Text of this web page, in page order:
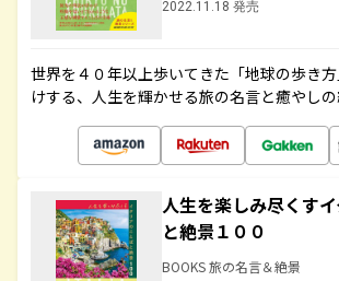
2022.11.18 発売
世界を４０年以上歩いてきた「地球の歩き
けする、人生を輝かせる旅の名言と癒やし
人生を楽しみ尽くす
と絶景１００
BOOKS 旅の名言＆絶景